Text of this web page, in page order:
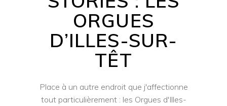
ORGUES
D’ILLES-SUR-
TÊT
Place à un autre endroit que j'affectionne
tout particulièrement : les Orgues d'Illes-